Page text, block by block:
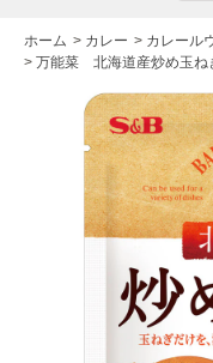
ホーム > カレー > カレール
> 万能菜 北海道産炒め玉